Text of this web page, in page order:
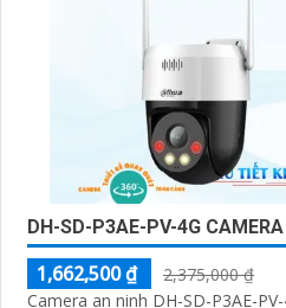
DH-SD-P3AE-PV-4G
1,662,500 ₫
2,375,000 ₫
Camera an ninh DH-SD-P3AE-